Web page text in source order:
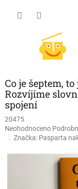
Co je šeptem,
Rozvíjíme
spojení
20475
Průměrné
hodnocení
je
Neohodnoceno
Značka: Pasparta